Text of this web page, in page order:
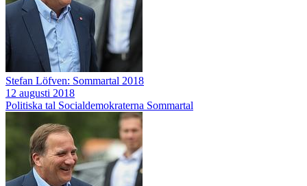
Stefan Löfven: Sommartal 2018
12 augusti 2018
Politiska tal Socialdemokraterna Sommartal